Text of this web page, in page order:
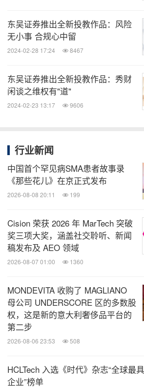
东吴证券推出全新投教作品：风险
无小事 合规心中留
2024-02-28 17:24 8467
东吴证券推出全新投教作品：秀财
闲谈之维权有"道"
2024-02-23 13:17 9606
行业新闻
中国首个罕见病SMA患者故事录
《那些花儿》在京正式发布
2026-08-08 20:11 199
Cision 荣获 2026 年 MarTech 突破
奖三项大奖，涵盖社交聆听、新闻
稿发布及 AEO 领域
2026-08-07 01:00 1360
MONDEVITA 收购了 MAGLIANO
母公司 UNDERSCORE 区的多数股
权，这是新的意大利奢侈品平台的
第二步
2026-08-06 23:53 508
HCLTech 入选《时代》杂志“全球最
企业”榜单